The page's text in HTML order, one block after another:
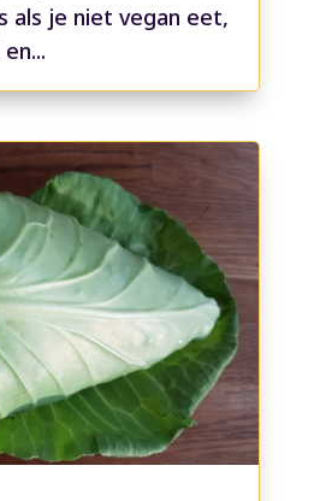
als je niet vegan eet,